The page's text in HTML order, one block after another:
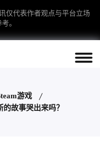
仅代表作者观点与平台立场
。
游戏
故事哭出来吗？